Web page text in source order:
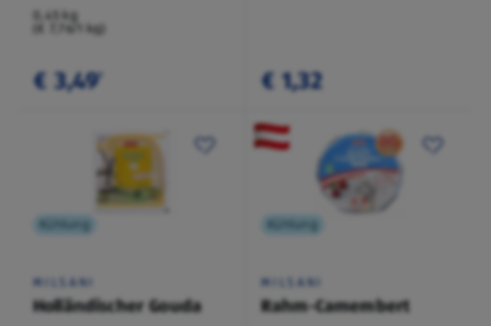
0,45 kg
(€ 7,76/1 kg)
€ 3,49¹ € 1,32
Kühlung
MILSANI
Holländischer Gouda
Kühlung
MILSANI
Rahm-Camembert